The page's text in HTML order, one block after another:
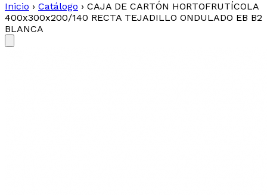
Inicio › Catálogo › CAJA DE CARTÓN HORTOFRUTÍCOLA
400x300x200/140 RECTA TEJADILLO ONDULADO EB B2
BLANCA